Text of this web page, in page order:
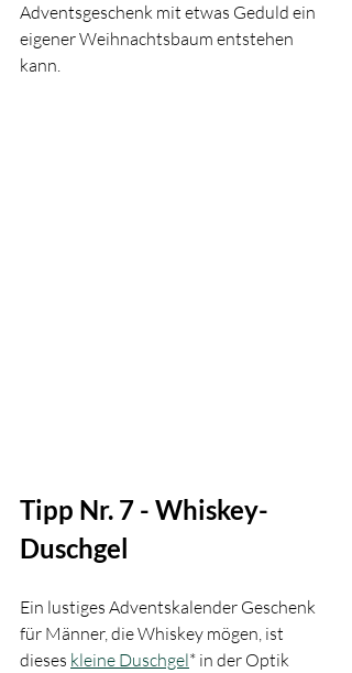
Adventsgeschenk mit etwas Geduld ein
eigener Weihnachtsbaum entstehen
kann.
Tipp Nr. 7 - Whiskey-
Duschgel
Ein lustiges Adventskalender Geschenk
für Männer, die Whiskey mögen, ist
dieses kleine Duschgel* in der Optik